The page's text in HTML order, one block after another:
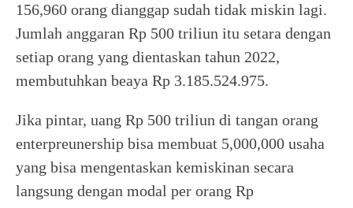
156,960 orang dianggap sudah tidak miskin lagi.
Jumlah anggaran Rp 500 triliun itu setara dengan
setiap orang yang dientaskan tahun 2022,
membutuhkan beaya Rp 3.185.524.975.
Jika pintar, uang Rp 500 triliun di tangan orang
enterpreunership bisa membuat 5,000,000 usaha
yang bisa mengentaskan kemiskinan secara
langsung dengan modal per orang Rp